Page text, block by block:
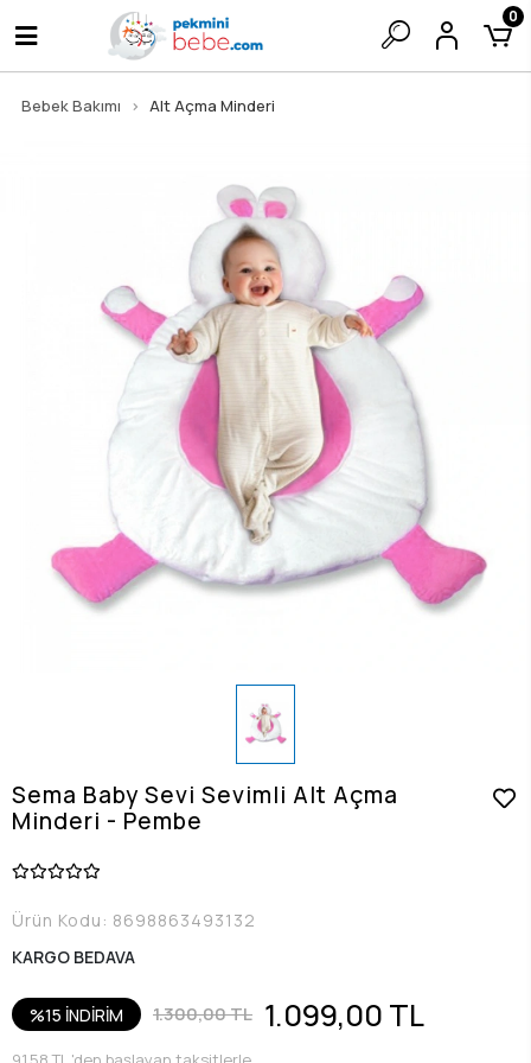
0
Bebek Bakımı Alt Açma Minderi
Sema Baby Sevi Sevimli Alt Açma
Minderi - Pembe
Ürün Kodu: 8698863493132
KARGO BEDAVA
%15 İNDİRİM 1.300,00 TL 1.099,00 TL